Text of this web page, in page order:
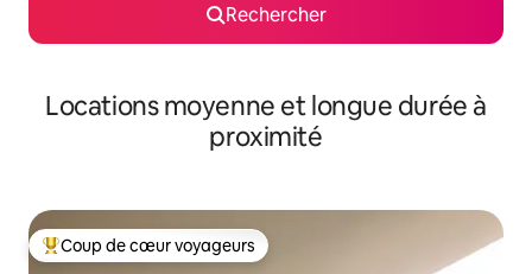
Rechercher
Locations moyenne et longue durée à
proximité
Coups de cœur voyageurs les plus appréciés
Coup de cœur voyageurs